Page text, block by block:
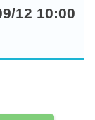
12 10:00